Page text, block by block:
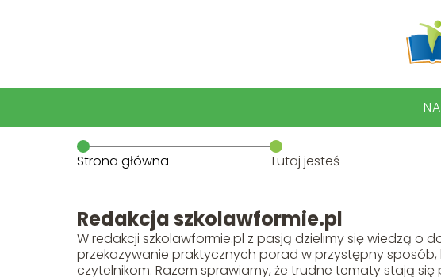
Strona główna Tutaj jesteś
Redakcja szkolawformie.pl
W redakcji szkolawformie.pl z pasją dzielimy się wiedzą o
przekazywanie praktycznych porad w przystępny
czytelnikom. Razem sprawiamy, że trudne tematy stają się